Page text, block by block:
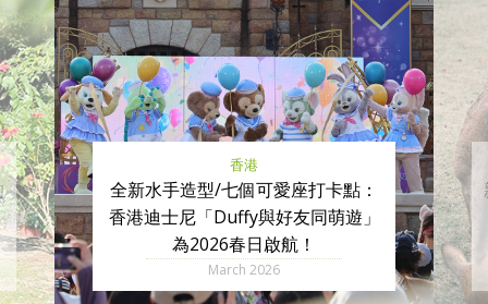
香港
全新水手造型/七個可愛座打卡點：
香港迪士尼「Duffy與好友同萌遊」
為2026春日啟航！
March 2026